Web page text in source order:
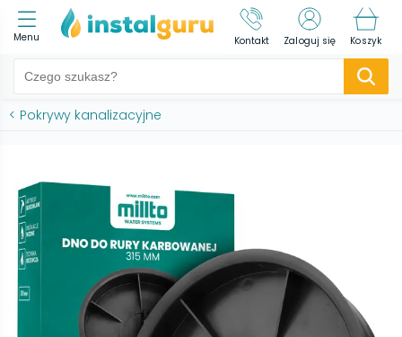
Menu Kontakt Zaloguj się Koszyk
< Pokrywy kanalizacyjne